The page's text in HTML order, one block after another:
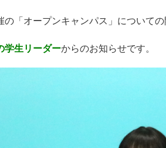
「オープンキャンパス」についての
生リーダーからのお知らせです。